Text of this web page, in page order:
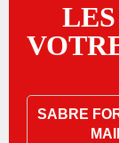
SABRE